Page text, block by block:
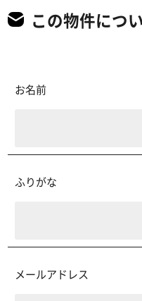
この物件につ
お名前
ふりがな
メールアドレス